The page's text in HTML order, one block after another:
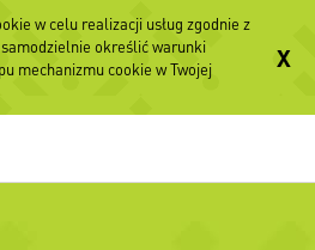
w celu realizacji usług zgodnie z
określić warunki
mechanizmu cookie w Twojej
X